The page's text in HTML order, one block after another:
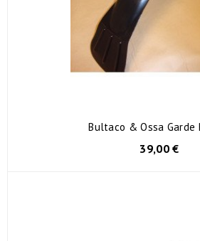
Bultaco & Ossa Garde
39,00 €